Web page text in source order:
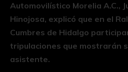
Automovilístico Morelia A.C.,
Hinojosa, explicó que en el
Cumbres de Hidalgo
tripulaciones que mostrarán
asistente.